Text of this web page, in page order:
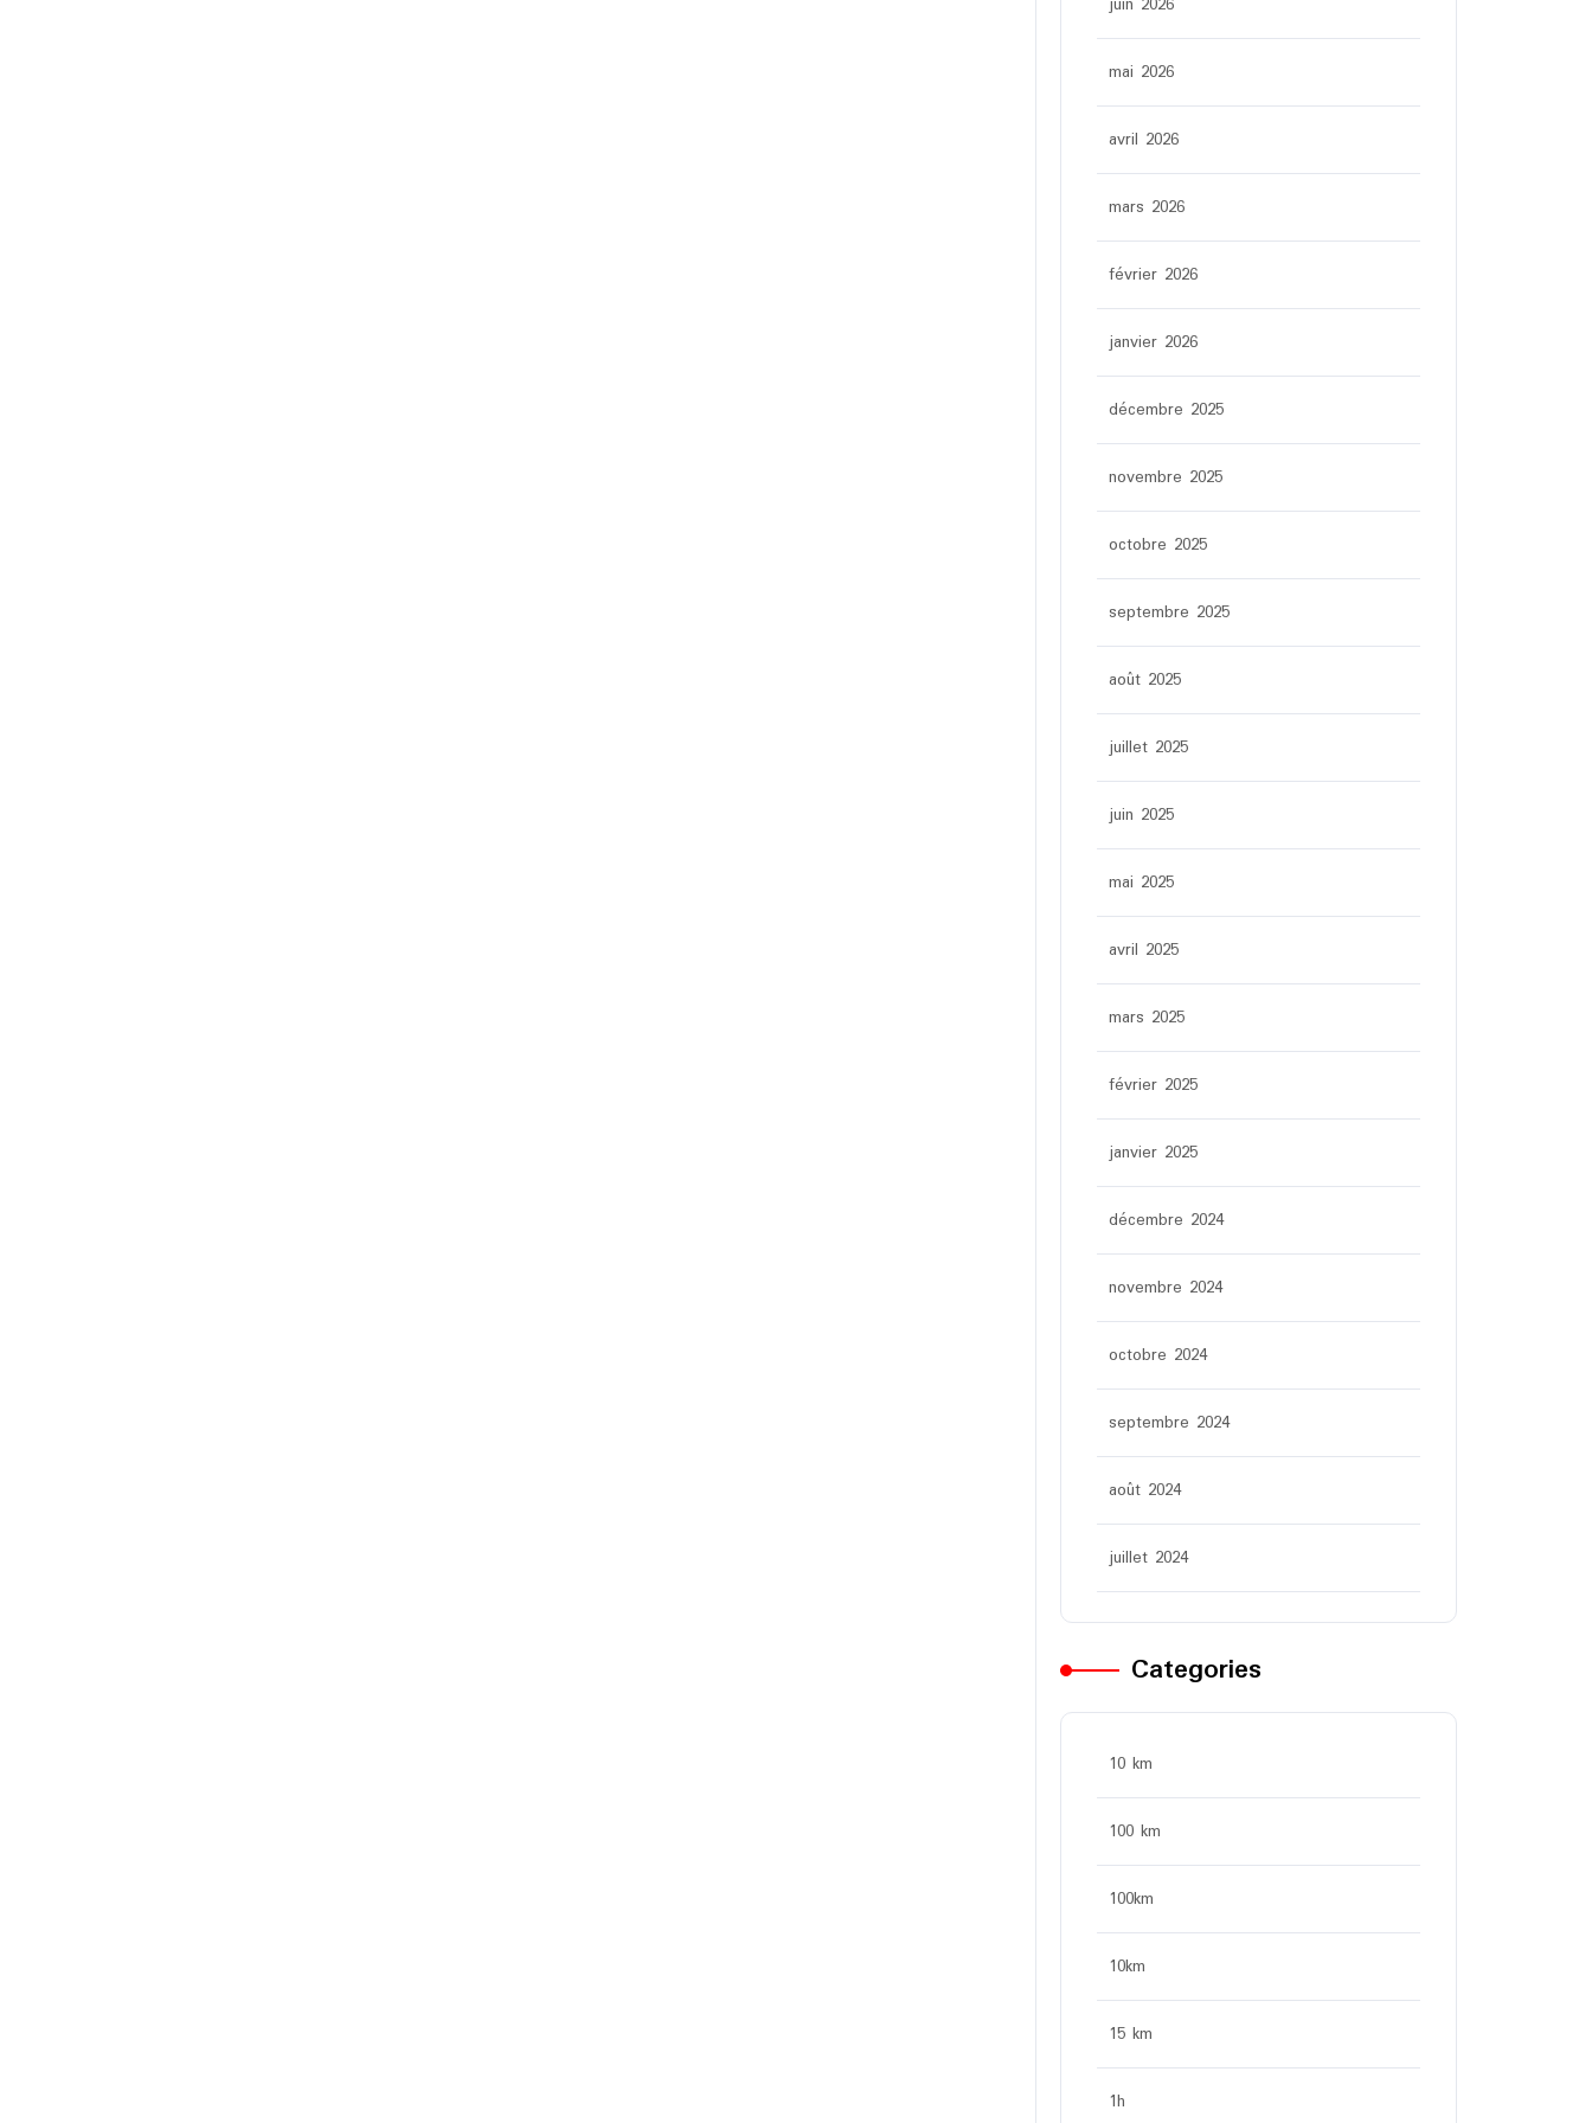
mai 2026
avril 2026
mars 2026
février 2026
janvier 2026
décembre 2025
novembre 2025
octobre 2025
septembre 2025
août 2025
juillet 2025
juin 2025
mai 2025
avril 2025
mars 2025
février 2025
janvier 2025
décembre 2024
novembre 2024
octobre 2024
septembre 2024
août 2024
juillet 2024
Categories
10 km
100 km
100km
10km
15 km
1h